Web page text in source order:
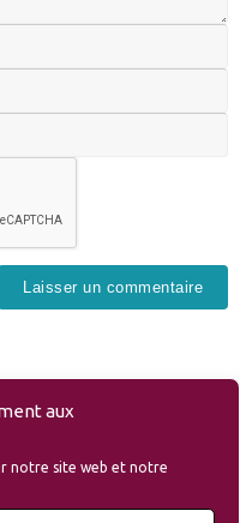
aux
notre site web et notre